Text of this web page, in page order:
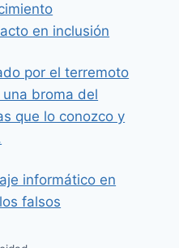
en inclusión
por el terremoto
broma del
que lo conozco y
informático en
falsos